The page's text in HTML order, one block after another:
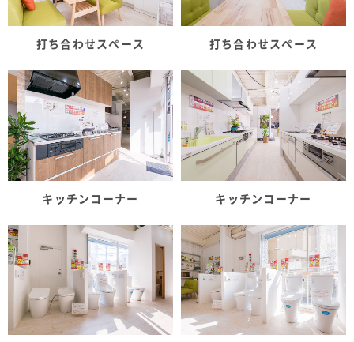
打ち合わせスペース 打ち合わせスペース
キッチンコーナー キッチンコーナー